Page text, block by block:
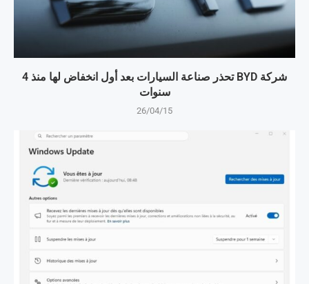
شركة BYD تحذر صناعة السيارات بعد أول انخفاض لها منذ 4
سنوات
26/04/15